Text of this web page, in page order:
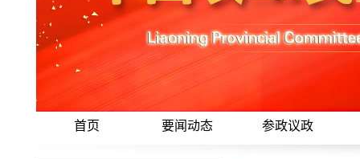
首页 要闻动态 参政议政